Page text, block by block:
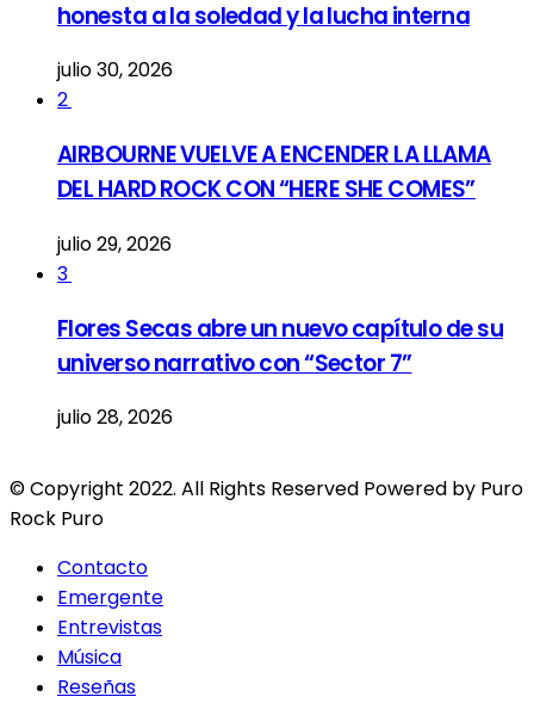
honesta a la soledad y la lucha interna
julio 30, 2026
2
AIRBOURNE VUELVE A ENCENDER LA LLAMA
DEL HARD ROCK CON “HERE SHE COMES”
julio 29, 2026
3
Flores Secas abre un nuevo capítulo de su
universo narrativo con “Sector 7”
julio 28, 2026
© Copyright 2022. All Rights Reserved Powered by Puro
Rock Puro
Contacto
Emergente
Entrevistas
Música
Reseñas